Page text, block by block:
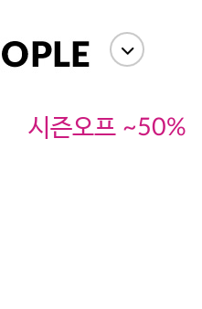
시즌오프 ~50%